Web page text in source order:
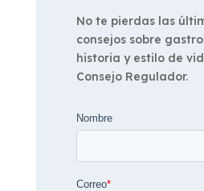
No te pierdas las
consejos sobre
historia y estilo de
Consejo Regulador.